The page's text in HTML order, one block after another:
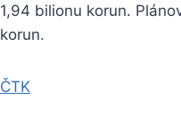
1,94 bilionu korun.
korun.
ČTK